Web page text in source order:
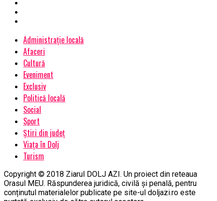
Administrație locală
Afaceri
Cultură
Eveniment
Exclusiv
Politică locală
Social
Sport
Știri din județ
Viața în Dolj
Turism
Copyright © 2018 Ziarul DOLJ AZI. Un proiect din reteaua
Orasul MEU. Răspunderea juridică, civilă și penală, pentru
conținutul materialelor publicate pe site-ul doljazi.ro este